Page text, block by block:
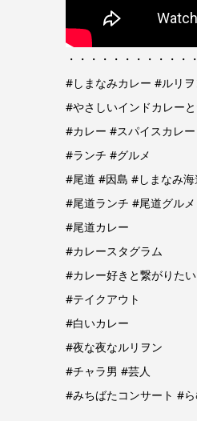
・・・・・・・・・・・
#しまなみカレー #ルリ
#やさしいインドカレー
#カレー #スパイスカレー
#ランチ #グルメ
#尾道 #因島 #しまなみ海
#尾道ランチ #尾道グルメ
#尾道カレー
#カレースタグラム
#カレー好きと繋がりたい
#テイクアウト
#白いカレー
#夜な夜なルリヲン
#チャラ男 #芸人
#みちばたコンサート #